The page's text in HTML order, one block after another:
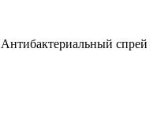
Антибактериальный спрей